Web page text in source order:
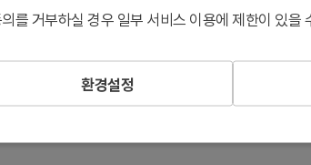
표지 슬라이드입니다. 로봇 손과 번개 이펙트
시킵니다.
를 거부하실 경우 일부 서비스 이용에 제한이 있을
환경설정